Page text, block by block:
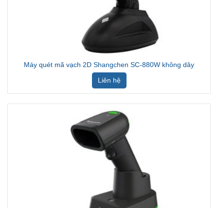
Máy quét mã vạch 2D Shangchen SC-880W không dây
Liên hệ